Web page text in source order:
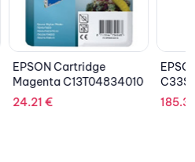
EPSON Cartridge
Magenta C13T04834010
24.21€
185.36